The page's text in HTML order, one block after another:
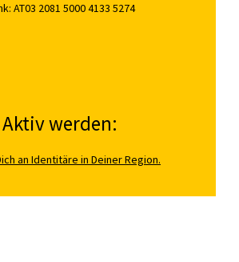
AT03 2081 5000 4133 5274
Aktiv werden:
an Identitäre in Deiner Region.